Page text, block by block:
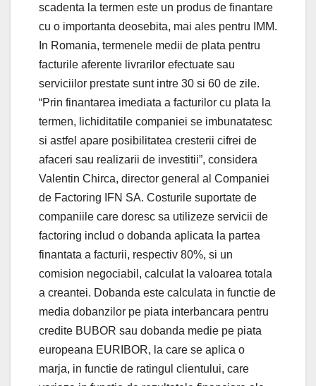
scadenta la termen este un produs de finantare
cu o importanta deosebita, mai ales pentru IMM.
In Romania, termenele medii de plata pentru
facturile aferente livrarilor efectuate sau
serviciilor prestate sunt intre 30 si 60 de zile.
“Prin finantarea imediata a facturilor cu plata la
termen, lichiditatile companiei se imbunatatesc
si astfel apare posibilitatea cresterii cifrei de
afaceri sau realizarii de investitii”, considera
Valentin Chirca, director general al Companiei
de Factoring IFN SA. Costurile suportate de
companiile care doresc sa utilizeze servicii de
factoring includ o dobanda aplicata la partea
finantata a facturii, respectiv 80%, si un
comision negociabil, calculat la valoarea totala
a creantei. Dobanda este calculata in functie de
media dobanzilor pe piata interbancara pentru
credite BUBOR sau dobanda medie pe piata
europeana EURIBOR, la care se aplica o
marja, in functie de ratingul clientului, care